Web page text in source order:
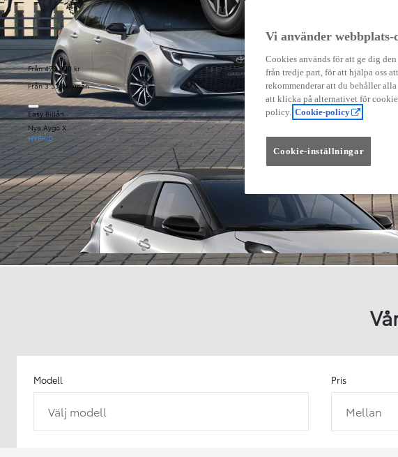
Från 479 900 kr
Från 3 333 kr/mån
Easy Billån
Nya Aygo X
HYBRID
Från 238 900 kr
Modell
Välj modell
Pris
Mellan
Vi använder webbplats-
Cookies används för att ge dig
från tredje part, för att hjälpa oss
rekommenderar att du behåller
att klicka på alternativet för
policy. Cookie-policy
Cookie-inställningar